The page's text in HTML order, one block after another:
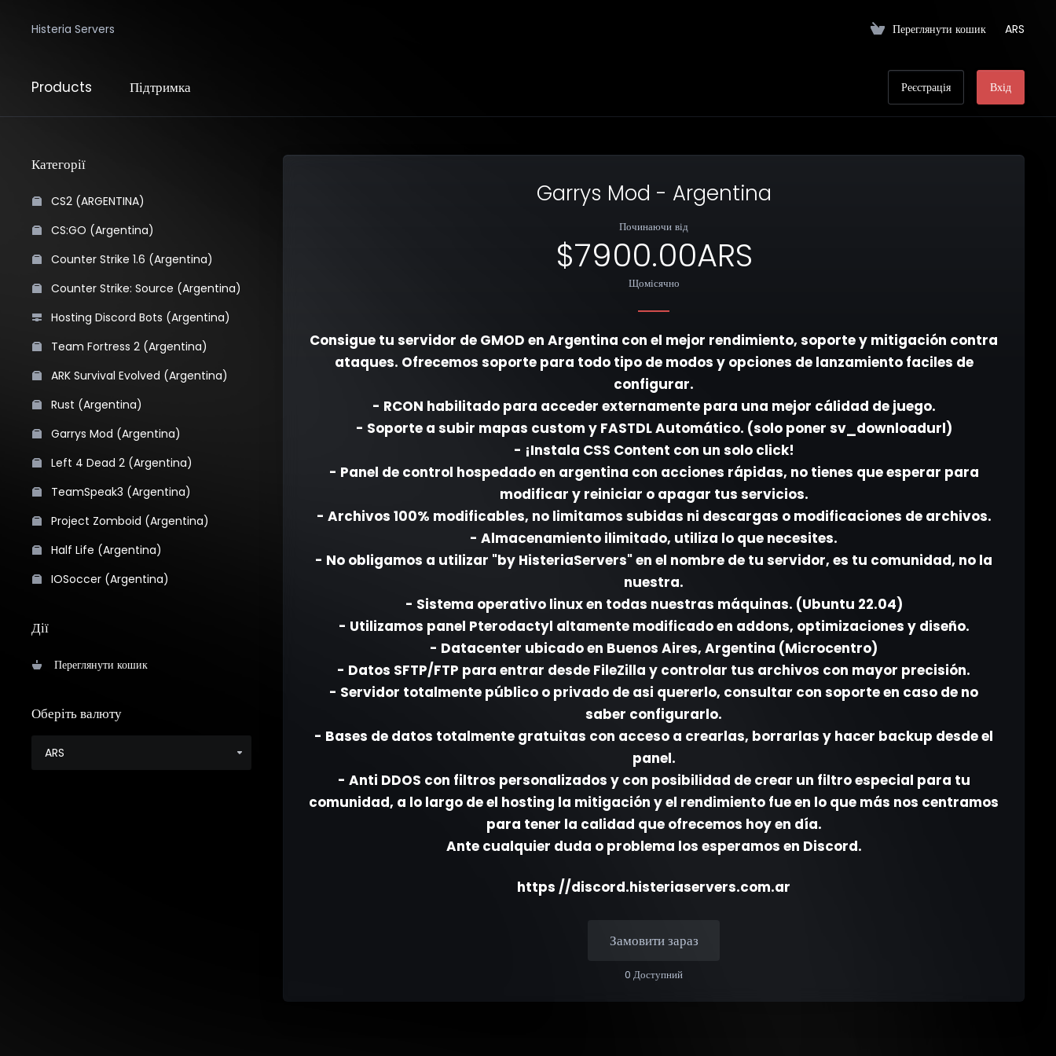
Histeria Servers Переглянути кошик ARS
Products Підтримка Реєстрація Вхід
Категорії
CS2 (ARGENTINA)
CS:GO (Argentina)
Counter Strike 1.6 (Argentina)
Counter Strike: Source (Argentina)
Hosting Discord Bots (Argentina)
Team Fortress 2 (Argentina)
ARK Survival Evolved (Argentina)
Rust (Argentina)
Garrys Mod (Argentina)
Left 4 Dead 2 (Argentina)
TeamSpeak3 (Argentina)
Project Zomboid (Argentina)
Half Life (Argentina)
IOSoccer (Argentina)
Дії
Переглянути кошик
Оберіть валюту
Garrys Mod - Argentina
Починаючи від
$7900.00ARS
Щомісячно
https //discord.histeriaservers.com.ar
Consigue tu servidor de GMOD en Argentina con el mejor rendimiento, soporte y mitigación contra
ataques. Ofrecemos soporte para todo tipo de modos y opciones de lanzamiento faciles de
configurar.
- RCON habilitado para acceder externamente para una mejor cálidad de juego.
- Soporte a subir mapas custom y FASTDL Automático. (solo poner sv_downloadurl)
- ¡Instala CSS Content con un solo click!
- Panel de control hospedado en argentina con acciones rápidas, no tienes que esperar para
modificar y reiniciar o apagar tus servicios.
- Archivos 100% modificables, no limitamos subidas ni descargas o modificaciones de archivos.
- Almacenamiento ilimitado, utiliza lo que necesites.
- No obligamos a utilizar "by HisteriaServers" en el nombre de tu servidor, es tu comunidad, no la
nuestra.
- Sistema operativo linux en todas nuestras máquinas. (Ubuntu 22.04)
- Utilizamos panel Pterodactyl altamente modificado en addons, optimizaciones y diseño.
- Datacenter ubicado en Buenos Aires, Argentina (Microcentro)
- Datos SFTP/FTP para entrar desde FileZilla y controlar tus archivos con mayor precisión.
- Servidor totalmente público o privado de asi quererlo, consultar con soporte en caso de no
saber configurarlo.
- Bases de datos totalmente gratuitas con acceso a crearlas, borrarlas y hacer backup desde el
panel.
- Anti DDOS con filtros personalizados y con posibilidad de crear un filtro especial para tu
comunidad, a lo largo de el hosting la mitigación y el rendimiento fue en lo que más nos centramos
para tener la calidad que ofrecemos hoy en día.
Ante cualquier duda o problema los esperamos en Discord.
Замовити зараз
0 Доступний